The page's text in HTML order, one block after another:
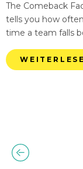
The Comeback
tells you how
time a team falls